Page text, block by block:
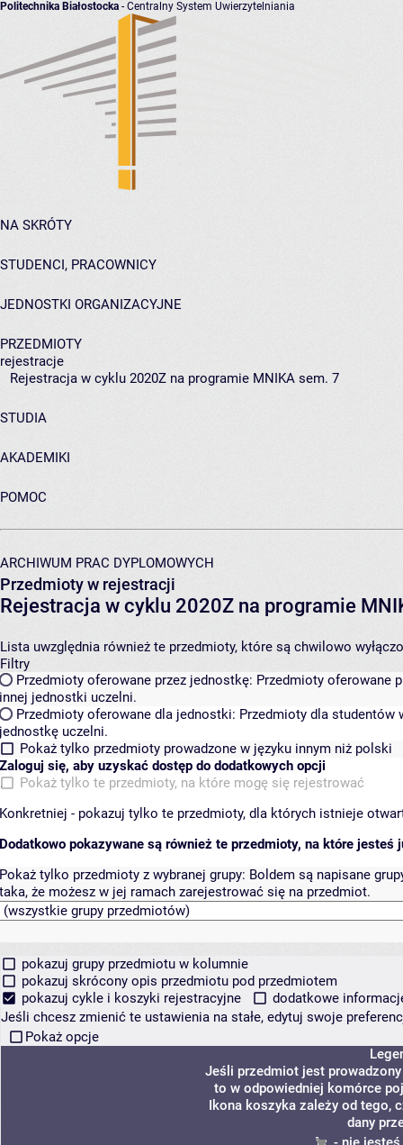
Politechnika Białostocka - Centralny System Uwierzytelniania
NA SKRÓTY
STUDENCI, PRACOWNICY
JEDNOSTKI ORGANIZACYJNE
PRZEDMIOTY
rejestracje
Rejestracja w cyklu 2020Z na programie MNIKA sem. 7
STUDIA
AKADEMIKI
POMOC
ARCHIWUM PRAC DYPLOMOWYCH
Przedmioty w rejestracji
Rejestracja w cyklu 2020Z na programie
Lista uwzględnia również te przedmioty, które są chwilowo
Filtry
Przedmioty oferowane przez jednostkę: Przedmioty oferowane
innej jednostki uczelni.
Przedmioty oferowane dla jednostki: Przedmioty dla studentów
jednostkę uczelni.
Pokaż tylko przedmioty prowadzone w języku innym niż polski
Zaloguj się, aby uzyskać dostęp do dodatkowych opcji
Pokaż tylko te przedmioty, na które mogę się rejestrować
Konkretniej - pokazuj tylko te przedmioty, dla których istnieje
Dodatkowo pokazywane są również te przedmioty, na które jesteś
Pokaż tylko przedmioty z wybranej grupy: Boldem są napisane
taka, że możesz w jej ramach zarejestrować się na przedmiot.
pokazuj grupy przedmiotu w kolumnie
pokazuj skrócony opis przedmiotu pod przedmiotem
pokazuj cykle i koszyki rejestracyjne
dodatkowe
Jeśli chcesz zmienić te ustawienia na stałe, edytuj swoje
Pokaż opcje
Jeśli przedmiot jest
to w odpowiedniej komórce
Ikona koszyka zależy od tego,
dany